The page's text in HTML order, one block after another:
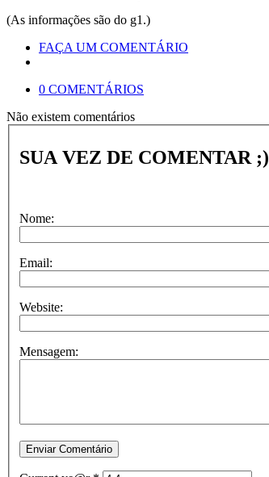
(As informações são do g1.)
FAÇA UM COMENTÁRIO
0 COMENTÁRIOS
Não existem comentários
SUA VEZ DE COMENTAR ;)
Nome:
Email:
Website:
Mensagem: